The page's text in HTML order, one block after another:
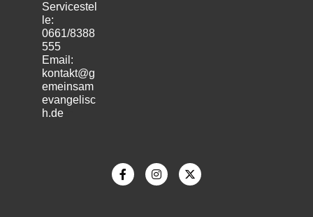
Servicestel
le:
0661/8388
555
Email:
kontakt@g
emeinsam
evangelisc
h.de